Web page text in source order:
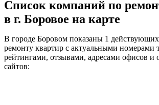
Список компаний по
в г. Боровое на карте
В городе Боровом показаны 1
ремонту квартир с актуальными номерами
рейтингами, отзывами, адресами офисов и
сайтов: